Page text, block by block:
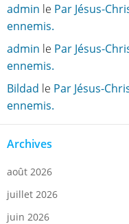
admin le Par Jésus-
ennemis.
admin le Par Jésus-
ennemis.
Bildad le Par Jésus-
ennemis.
Archives
août 2026
juillet 2026
juin 2026